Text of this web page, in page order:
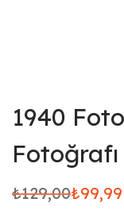
1940
Fotoğrafı
₺129,00
Orijinal
₺99,99
Şu